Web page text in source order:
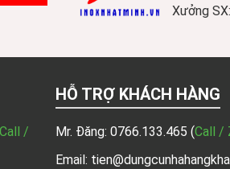
Xưởng
Call /
HỖ TRỢ KHÁCH HÀNG
Mr. Đăng: 0766.133.465 (Call /
Email: